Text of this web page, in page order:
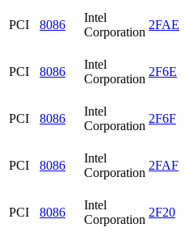
PCI 8086
Intel
Corporation
2FAE
PCI 8086
Intel
Corporation
2F6E
PCI 8086
Intel
Corporation
2F6F
PCI 8086
Intel
Corporation
2FAF
PCI 8086
Intel
Corporation
2F20